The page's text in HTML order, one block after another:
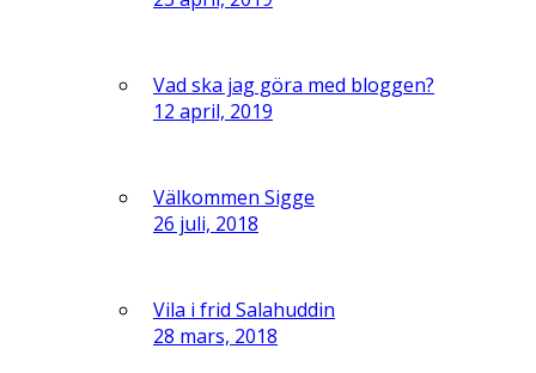
Vad ska jag göra med bloggen?
12 april, 2019
Välkommen Sigge
26 juli, 2018
Vila i frid Salahuddin
28 mars, 2018